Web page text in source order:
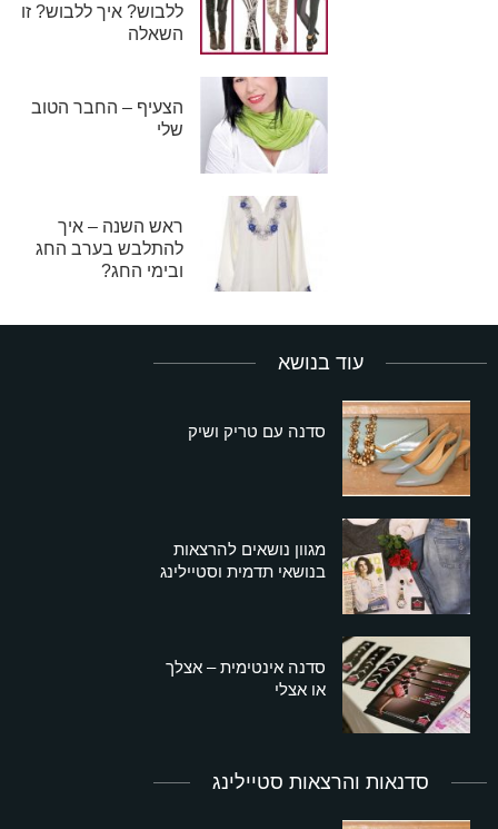
ללבוש? איך ללבוש? זו
השאלה
הצעיף – החבר הטוב
שלי
ראש השנה – איך
להתלבש בערב החג
ובימי החג?
עוד בנושא
סדנה עם טריק ושיק
מגוון נושאים להרצאות
בנושאי תדמית וסטיילינג
סדנה אינטימית – אצלך
או אצלי
סדנאות והרצאות סטיילינג